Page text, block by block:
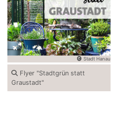
Stadt Hanau
Flyer "Stadtgrün statt
Graustadt"